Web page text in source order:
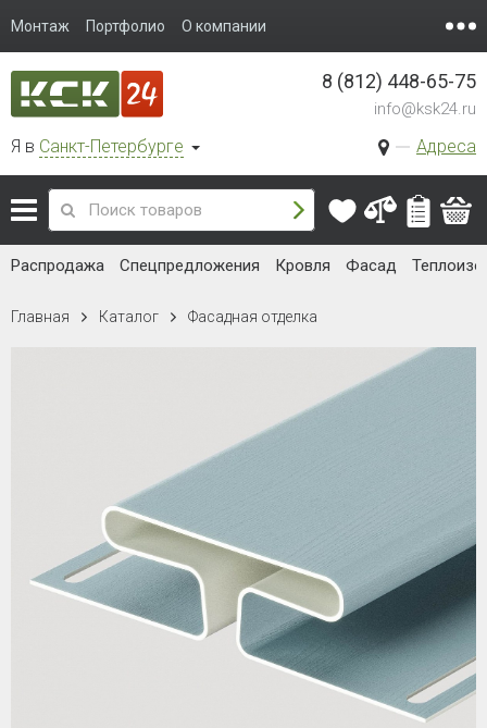
Монтаж Портфолио О компании
Я в Санкт-Петербурге Адреса
8 (812) 448-65-75
info@ksk24.ru
Распродажа Спецпредложения Кровля Фасад
Главная Каталог Фасадная отделка